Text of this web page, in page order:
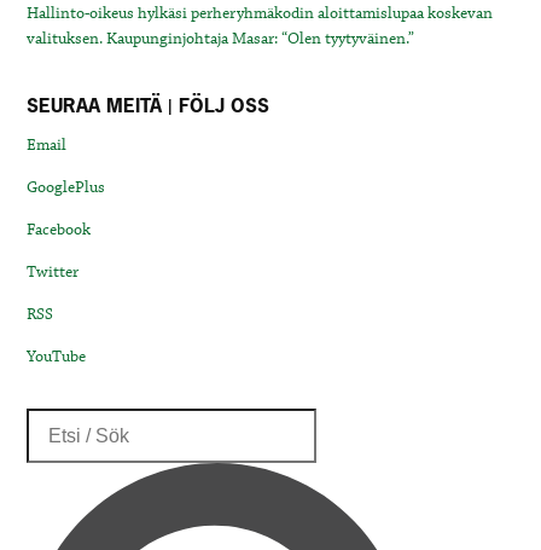
Hallinto-oikeus hylkäsi perheryhmäkodin aloittamislupaa koskevan
valituksen. Kaupunginjohtaja Masar: “Olen tyytyväinen.”
SEURAA MEITÄ | FÖLJ OSS
Email
GooglePlus
Facebook
Twitter
RSS
YouTube